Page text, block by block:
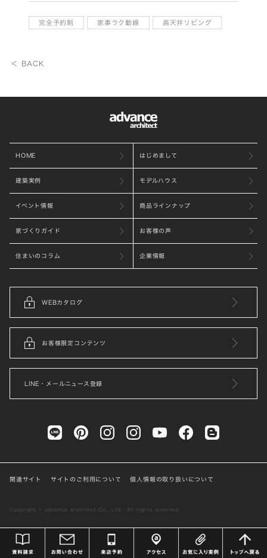
完全予約制 家事ラク動線 高天井リビング
＜ BACK
HOME はじめまして
建築実例 モデルハウス
イベント情報 商品ラインナップ
家づくりガイド お客様の声
住まいのコラム 企業情報
WEBカタログ
お客様限定コンテンツ
LINE・メールニュース登録
関連サイト サイトのご利用について 個人情報の取り扱いについて
Copyright © advance architect Co., Ltd . All rights reserved